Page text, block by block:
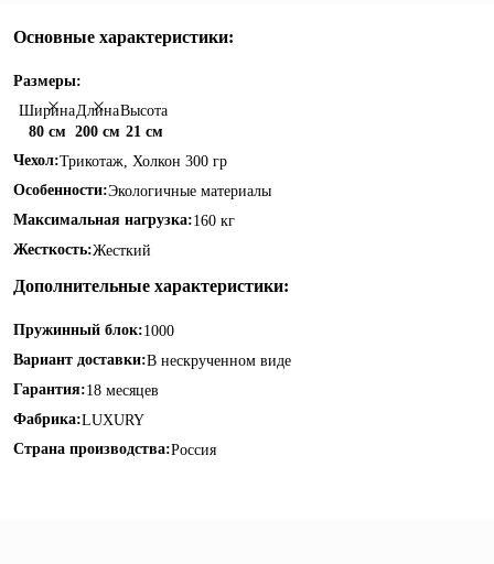
Основные характеристики:
Размеры:
Ширина
80 см
Длина
200 см
Высота
21 см
Чехол:Трикотаж, Холкон 300 гр
Особенности:Экологичные материалы
Максимальная нагрузка:160 кг
Жесткость:Жесткий
Дополнительные характеристики:
Пружинный блок:1000
Вариант доставки:В нескрученном виде
Гарантия:18 месяцев
Фабрика:LUXURY
Страна производства:Россия